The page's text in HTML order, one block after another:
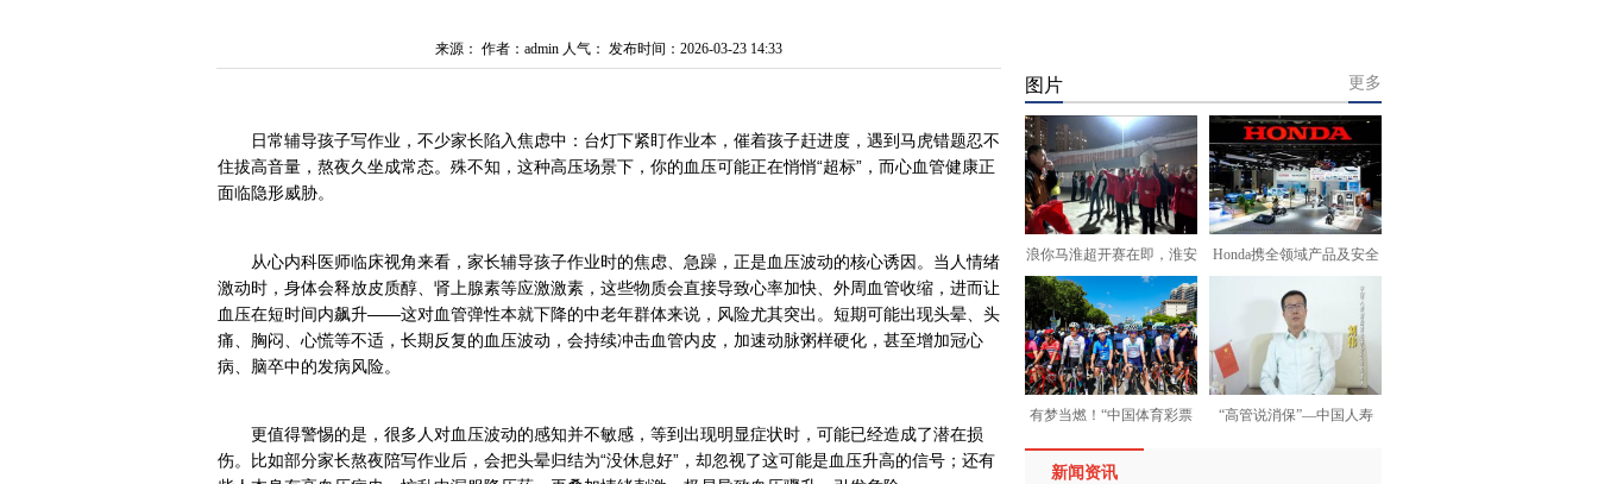
来源： 作者：admin 人气： 发布时间：2026-03-23 14:33
日常辅导孩子写作业，不少家长陷入焦虑中：台灯下紧盯作业本，催着孩子赶进度，遇到马虎错题忍不
住拔高音量，熬夜久坐成常态。殊不知，这种高压场景下，你的血压可能正在悄悄“超标”，而心血管健康正
面临隐形威胁。
从心内科医师临床视角来看，家长辅导孩子作业时的焦虑、急躁，正是血压波动的核心诱因。当人情绪
激动时，身体会释放皮质醇、肾上腺素等应激激素，这些物质会直接导致心率加快、外周血管收缩，进而让
血压在短时间内飙升——这对血管弹性本就下降的中老年群体来说，风险尤其突出。短期可能出现头晕、头
痛、胸闷、心慌等不适，长期反复的血压波动，会持续冲击血管内皮，加速动脉粥样硬化，甚至增加冠心
病、脑卒中的发病风险。
更值得警惕的是，很多人对血压波动的感知并不敏感，等到出现明显症状时，可能已经造成了潜在损
伤。比如部分家长熬夜陪写作业后，会把头晕归结为“没休息好”，却忽视了这可能是血压升高的信号；还有
图片 更多
浪你马淮超开赛在即，淮安 Honda携全领域产品及安全
有梦当燃！“中国体育彩票 “高管说消保”—中国人寿
新闻资讯